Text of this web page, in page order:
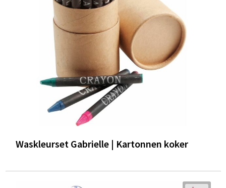
Waskleurset Gabrielle | Kartonnen koker